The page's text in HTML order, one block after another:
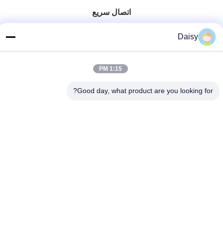
اتصال سريع
هاتف
Daisy
1:15 PM
Good day, what product are you looking for?